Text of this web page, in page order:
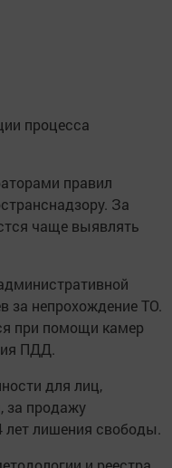
процесса
правил
За
чаще выявлять
за непрохождение ТО.
при помощи камер
ПДД.
для лиц,
за продажу
лет лишения свободы.